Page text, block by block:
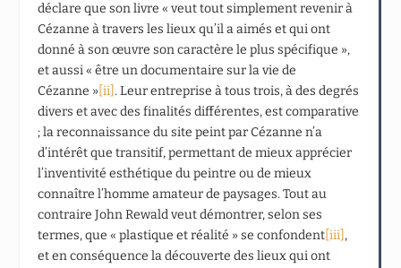
déclare que son livre « veut tout simplement revenir à
Cézanne à travers les lieux qu’il a aimés et qui ont
donné à son œuvre son caractère le plus spécifique »,
et aussi « être un documentaire sur la vie de
Cézanne » [ii]. Leur entreprise à tous trois, à des degrés
divers et avec des finalités différentes, est comparative
; la reconnaissance du site peint par Cézanne n’a
d’intérêt que transitif, permettant de mieux apprécier
l’inventivité esthétique du peintre ou de mieux
connaître l’homme amateur de paysages. Tout au
contraire John Rewald veut démontrer, selon ses
termes, que « plastique et réalité » se confondent [iii] ,
et en conséquence la découverte des lieux qui ont